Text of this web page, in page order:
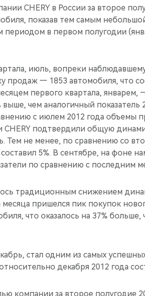
CHERY в России за второе
показав тем самым
периодом в первом полугодии
июль, вопреки
продаж — 1853 автомобиля, что
первого квартала, январем,
выше, чем аналогичный
с июлем 2012 года объемы
CHERY подтвердили общую
Тем не менее, по сравнению со
5%. В сентябре, на фоне
по сравнению с последним
традиционным снижением
пришелся пик покупок
что оказалось на 37%
стал одним из самых
декабря 2012 года
компании за второе полугодие